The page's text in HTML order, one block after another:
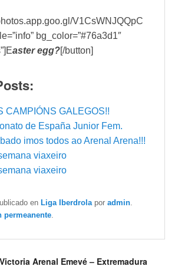
V1CsWNJQQpC
bg_color=”#76a3d1″
aster egg?[/button]
CAMPIÓNS GALEGOS!!
de España Junior Fem.
imos todos ao Arenal Arena!!!
viaxeiro
viaxeiro
en Liga Iberdrola poradmin
permeanente
Arenal Emevé – Extremadura